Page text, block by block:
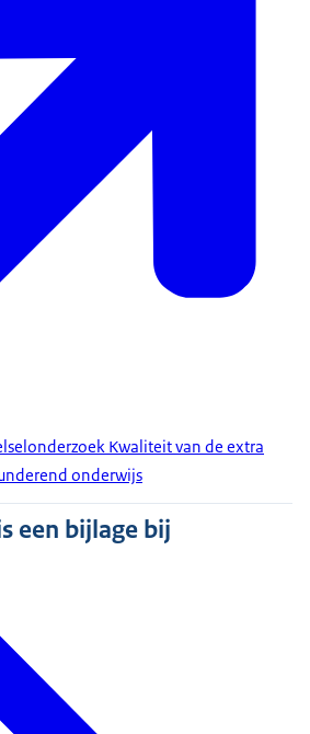
Kwaliteit van de extra
onderwijs
een bijlage bij